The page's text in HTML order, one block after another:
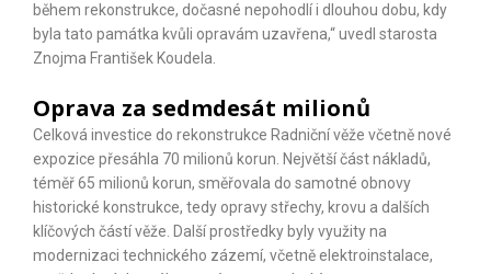
během rekonstrukce, dočasné nepohodlí i dlouhou dobu, kdy
byla tato památka kvůli opravám uzavřena,“ uvedl starosta
Znojma František Koudela.
Oprava za sedmdesát milionů
Celková investice do rekonstrukce Radniční věže včetně nové
expozice přesáhla 70 milionů korun. Největší část nákladů,
téměř 65 milionů korun, směřovala do samotné obnovy
historické konstrukce, tedy opravy střechy, krovu a dalších
klíčových částí věže. Další prostředky byly využity na
modernizaci technického zázemí, včetně elektroinstalace,